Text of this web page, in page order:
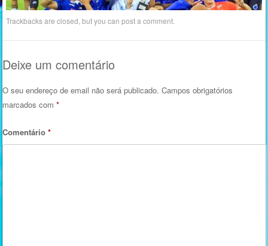
Trackbacks are closed, but you canpost a comment
Deixe um comentário
O seu endereço de email não será publicado. Campos obrigatórios
marcados com*
Comentário*